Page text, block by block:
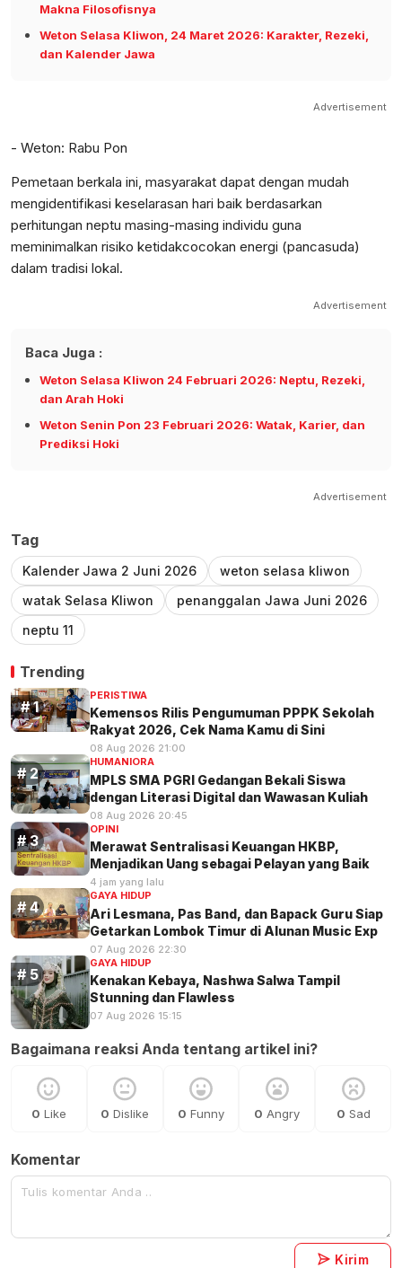
Makna Filosofisnya
Weton Selasa Kliwon, 24 Maret 2026: Karakter, Rezeki,
dan Kalender Jawa
Advertisement
- Weton: Rabu Pon
Pemetaan berkala ini, masyarakat dapat dengan mudah
mengidentifikasi keselarasan hari baik berdasarkan
perhitungan neptu masing-masing individu guna
meminimalkan risiko ketidakcocokan energi (pancasuda)
dalam tradisi lokal.
Advertisement
Baca Juga :
Weton Selasa Kliwon 24 Februari 2026: Neptu, Rezeki,
dan Arah Hoki
Weton Senin Pon 23 Februari 2026: Watak, Karier, dan
Prediksi Hoki
Advertisement
Tag
Kalender Jawa 2 Juni 2026
weton selasa kliwon
watak Selasa Kliwon
penanggalan Jawa Juni 2026
neptu 11
Trending
PERISTIWA
Kemensos Rilis Pengumuman PPPK Sekolah
Rakyat 2026, Cek Nama Kamu di Sini
08 Aug 2026 21:00
HUMANIORA
MPLS SMA PGRI Gedangan Bekali Siswa
dengan Literasi Digital dan Wawasan Kuliah
08 Aug 2026 20:45
OPINI
Merawat Sentralisasi Keuangan HKBP,
Menjadikan Uang sebagai Pelayan yang Baik
4 jam yang lalu
GAYA HIDUP
Ari Lesmana, Pas Band, dan Bapack Guru Siap
Getarkan Lombok Timur di Alunan Music Exp
07 Aug 2026 22:30
GAYA HIDUP
Kenakan Kebaya, Nashwa Salwa Tampil
Stunning dan Flawless
07 Aug 2026 15:15
Bagaimana reaksi Anda tentang artikel ini?
0 Like 0 Dislike 0 Funny 0 Angry 0 Sad
Komentar
Kirim